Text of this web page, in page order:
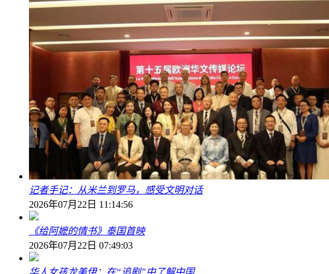
记者手记：从米兰到罗马，感受文明对话
2026年07月22日 11:14:56
《给阿嬷的情书》泰国首映
2026年07月22日 07:49:03